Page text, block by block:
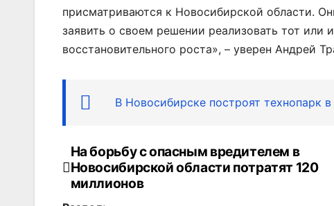
присматриваются к Новосибирской области.
заявить о своем решении реализовать тот или
восстановительного роста», – уверен Андрей
В Новосибирске построят технопарк
Навигация
по
На борьбу с опасным вредителем в
Новосибирской области потратят 120
миллионов